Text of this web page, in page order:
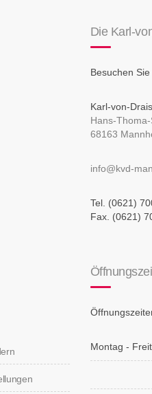
Die Karl-
Besuchen
Karl-von-
Hans-
68163
info@kvd-
Tel. (0621)
Fax. (0621)
Montag -